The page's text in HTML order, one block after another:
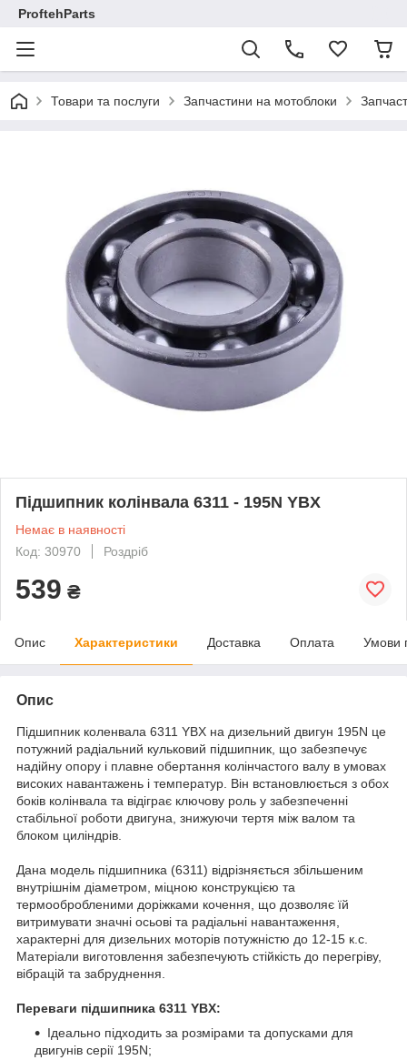
ProftehParts
Товари та послуги Запчастини на мотоблоки
Підшипник колінвала 6311 - 195N YBX
Немає в наявності
Код: 30970
Роздріб
539 ₴
Опис Характеристики Доставка Оплата Умови
Опис
Підшипник коленвала 6311 YBX на дизельний двигун 195N це
потужний радіальний кульковий підшипник, що забезпечує
надійну опору і плавне обертання колінчастого валу в умовах
високих навантажень і температур. Він встановлюється з обох
боків колінвала та відіграє ключову роль у забезпеченні
стабільної роботи двигуна, знижуючи тертя між валом та
блоком циліндрів.
Дана модель підшипника (6311) відрізняється збільшеним
внутрішнім діаметром, міцною конструкцією та
термообробленими доріжками кочення, що дозволяє їй
витримувати значні осьові та радіальні навантаження,
характерні для дизельних моторів потужністю до 12-15 к.с.
Матеріали виготовлення забезпечують стійкість до перегріву,
вібрацій та забруднення.
Переваги підшипника 6311 YBX:
Ідеально підходить за розмірами та допусками для
двигунів серії 195N;